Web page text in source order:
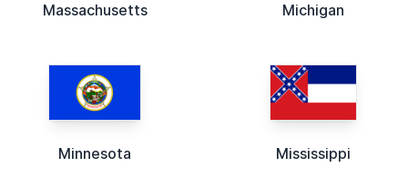
Massachusetts Michigan
Minnesota Mississippi